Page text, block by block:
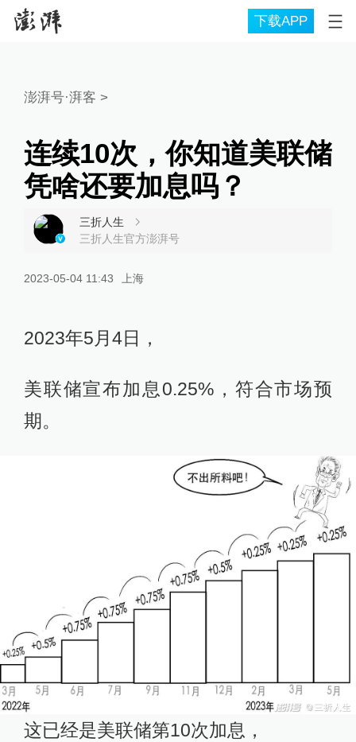
下载APP
澎湃号·湃客 >
连续10次，你知道美联储
凭啥还要加息吗？
三折人生
三折人生官方澎湃号
2023-05-04 11:43 上海
2023年5月4日，
美联储宣布加息0.25%，符合市场预
期。‍‍‍
这已经是美联储第10次加息，